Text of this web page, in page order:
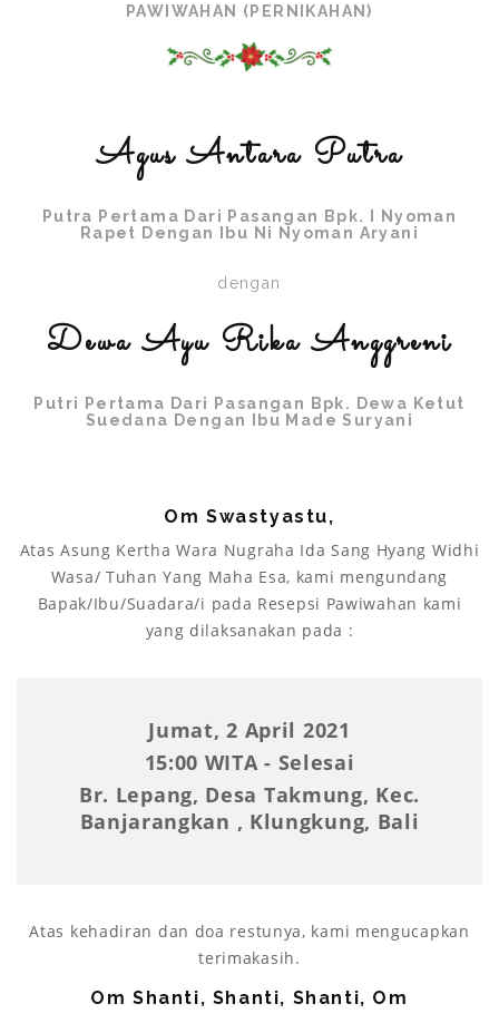
PAWIWAHAN (PERNIKAHAN)
Agus Antara Putra
Putra Pertama Dari Pasangan Bpk. I Nyoman
Rapet Dengan Ibu Ni Nyoman Aryani
dengan
Dewa Ayu Rika Anggreni
Putri Pertama Dari Pasangan Bpk. Dewa Ketut
Suedana Dengan Ibu Made Suryani
Om Swastyastu,
Atas Asung Kertha Wara Nugraha Ida Sang Hyang Widhi
Wasa/ Tuhan Yang Maha Esa, kami mengundang
Bapak/Ibu/Suadara/i pada Resepsi Pawiwahan kami
yang dilaksanakan pada :
Jumat, 2 April 2021
15:00 WITA - Selesai
Br. Lepang, Desa Takmung, Kec.
Banjarangkan , Klungkung, Bali
Atas kehadiran dan doa restunya, kami mengucapkan
terimakasih.
Om Shanti, Shanti, Shanti, Om